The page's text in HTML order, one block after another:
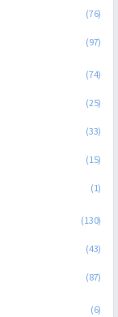
(76)
(97)
(74)
(25)
(33)
(15)
(1)
(130)
(43)
(87)
(6)